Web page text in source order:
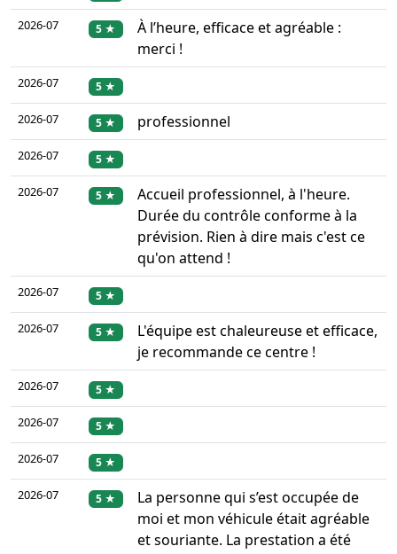
2026-07 5 ★
À l’heure, efficace et agréable :
merci !
2026-07 5 ★
2026-07 5 ★ professionnel
2026-07 5 ★
2026-07 5 ★
Accueil professionnel, à l'heure.
Durée du contrôle conforme à la
prévision. Rien à dire mais c'est ce
qu'on attend !
2026-07 5 ★
2026-07 5 ★
L'équipe est chaleureuse et efficace,
je recommande ce centre !
2026-07 5 ★
2026-07 5 ★
2026-07 5 ★
2026-07 5 ★
La personne qui s’est occupée de
moi et mon véhicule était agréable
et souriante. La prestation a été